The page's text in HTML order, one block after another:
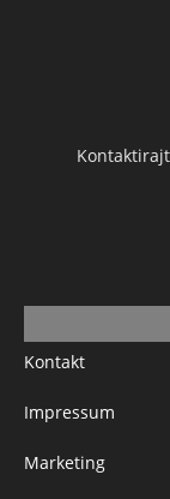
Kontakt
Impressum
Marketing